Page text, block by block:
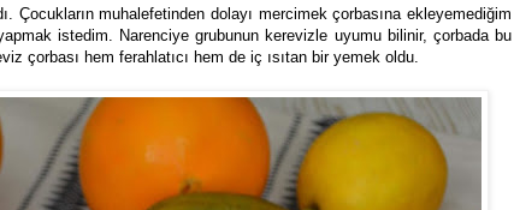
Çocukların muhalefetinden dolayı mercimek çorbasına ekleyemediğim
istedim. Narenciye grubunun kerevizle uyumu bilinir, çorbada bu
çorbası hem ferahlatıcı hem de iç ısıtan bir yemek oldu.